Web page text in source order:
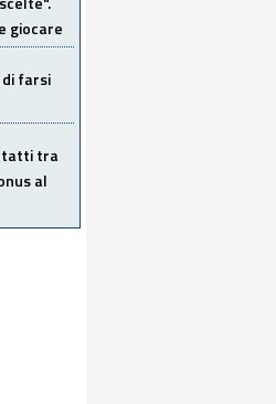
giocare
farsi
tra
al